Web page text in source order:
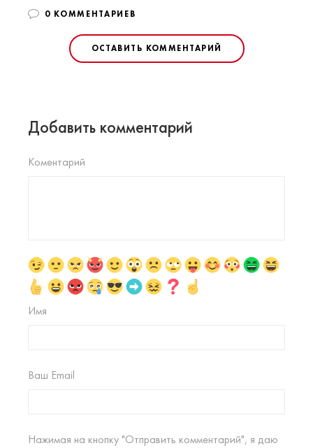
0 КОММЕНТАРИЕВ
ОСТАВИТЬ КОММЕНТАРИЙ
Добавить комментарий
Коментарий
Имя
Ваш Email
Нажимая на кнопку "Отправить комментарий", я даю